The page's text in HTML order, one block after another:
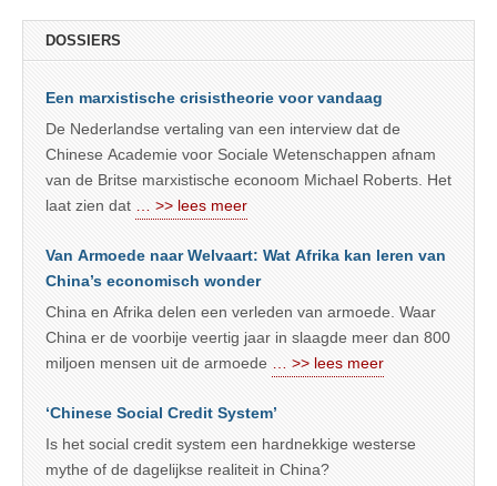
DOSSIERS
Een marxistische crisistheorie voor vandaag
De Nederlandse vertaling van een interview dat de
Chinese Academie voor Sociale Wetenschappen afnam
van de Britse marxistische econoom Michael Roberts. Het
laat zien dat
… >> lees meer
Van Armoede naar Welvaart: Wat Afrika kan leren van
China’s economisch wonder
China en Afrika delen een verleden van armoede. Waar
China er de voorbije veertig jaar in slaagde meer dan 800
miljoen mensen uit de armoede
… >> lees meer
‘Chinese Social Credit System’
Is het social credit system een hardnekkige westerse
mythe of de dagelijkse realiteit in China?